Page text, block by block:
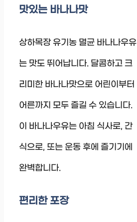
맛있는 바나나맛
상하목장 유기농 멸균 바나나우유
는 맛도 뛰어납니다. 달콤하고 크
리미한 바나나맛으로 어린이부터
어른까지 모두 즐길 수 있습니다.
이 바나나우유는 아침 식사로, 간
식으로, 또는 운동 후에 즐기기에
완벽합니다.
편리한 포장